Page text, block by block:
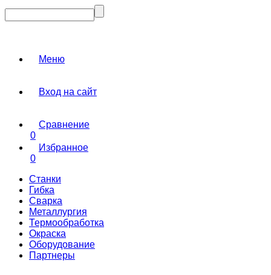
Меню
Вход на сайт
Сравнение
0
Избранное
0
Станки
Гибка
Сварка
Металлургия
Термообработка
Окраска
Оборудование
Партнеры